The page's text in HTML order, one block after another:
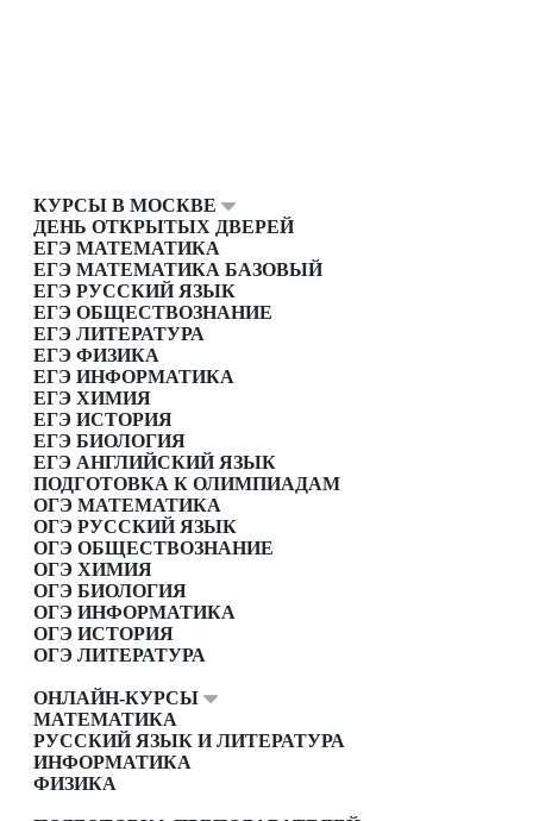
КУРСЫ В МОСКВЕ
ДЕНЬ ОТКРЫТЫХ ДВЕРЕЙ
ЕГЭ МАТЕМАТИКА
ЕГЭ МАТЕМАТИКА БАЗОВЫЙ
ЕГЭ РУССКИЙ ЯЗЫК
ЕГЭ ОБЩЕСТВОЗНАНИЕ
ЕГЭ ЛИТЕРАТУРА
ЕГЭ ФИЗИКА
ЕГЭ ИНФОРМАТИКА
ЕГЭ ХИМИЯ
ЕГЭ ИСТОРИЯ
ЕГЭ БИОЛОГИЯ
ЕГЭ АНГЛИЙСКИЙ ЯЗЫК
ПОДГОТОВКА К ОЛИМПИАДАМ
ОГЭ МАТЕМАТИКА
ОГЭ РУССКИЙ ЯЗЫК
ОГЭ ОБЩЕСТВОЗНАНИЕ
ОГЭ ХИМИЯ
ОГЭ БИОЛОГИЯ
ОГЭ ИНФОРМАТИКА
ОГЭ ИСТОРИЯ
ОГЭ ЛИТЕРАТУРА
ОНЛАЙН-КУРСЫ
МАТЕМАТИКА
РУССКИЙ ЯЗЫК И ЛИТЕРАТУРА
ИНФОРМАТИКА
ФИЗИКА